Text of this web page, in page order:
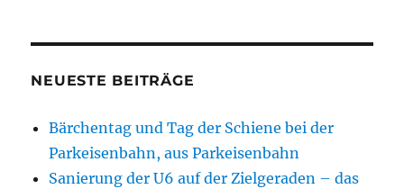
NEUESTE BEITRÄGE
Bärchentag und Tag der Schiene bei der
Parkeisenbahn, aus Parkeisenbahn
Sanierung der U6 auf der Zielgeraden – das